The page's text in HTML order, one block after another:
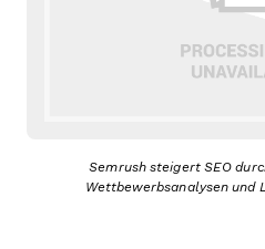
Semrush steigert SEO
Wettbewerbsanalysen und